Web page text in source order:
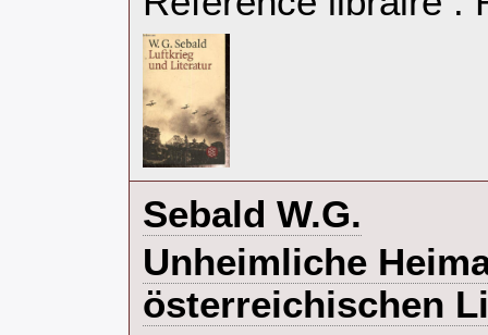
‎Sebald W.G.‎
‎Unheimliche
österreichischen